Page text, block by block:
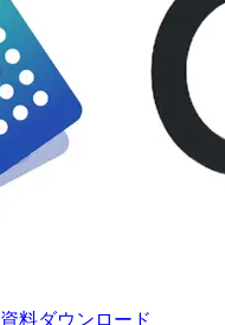
資料ダウンロード